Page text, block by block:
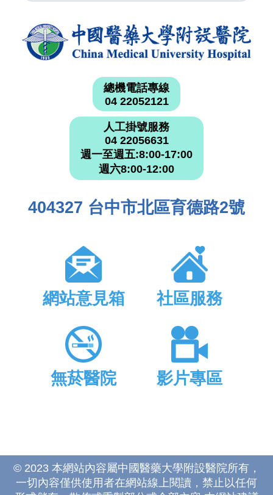
總機電話專線
04 22052121
人工掛號服務
04 22056631
週一至週五:8:00-17:00
週六8:00-12:00
404327 台中市北區育德路2號
網站意見箱 社區服務
無菸醫院 影片專區
© 2023 本網站內容屬中國醫藥大學附設醫院所有，
一切內容僅供使用者在網站線上閱讀，禁止以任何